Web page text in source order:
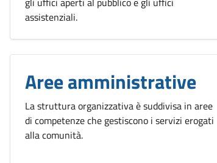
assistenziali.
Aree amministrative
La struttura organizzativa è suddivisa in aree
di competenze che gestiscono i servizi erogati
alla comunità.